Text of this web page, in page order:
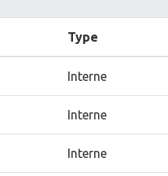
Type
Interne
Interne
Interne